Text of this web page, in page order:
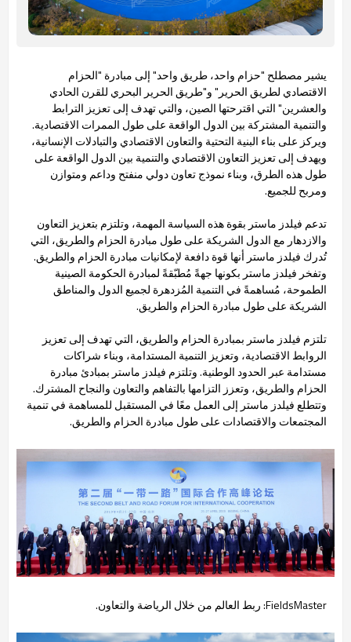
يشير مصطلح "حزام واحد، طريق واحد" إلى مبادرة "الحزام
الاقتصادي لطريق الحرير" و"طريق الحرير البحري للقرن الحادي
والعشرين" التي اقترحتها الصين، والتي تهدف إلى تعزيز الترابط
والتنمية المشتركة بين الدول الواقعة على طول الممرات الاقتصادية.
ويركز على بناء البنية التحتية والتعاون الاقتصادي والتبادلات الإنسانية،
ويهدف إلى تعزيز التعاون الاقتصادي والتنمية بين الدول الواقعة على
طول هذه الطرق، وبناء نموذج تعاون دولي منفتح وداعم ومتوازن
ومربح للجميع.
تدعم فيلدز ماستر بقوة هذه السياسة المهمة، وتلتزم بتعزيز التعاون
والازدهار مع الدول الشريكة على طول مبادرة الحزام والطريق، التي
تُدرك فيلدز ماستر أنها قوة دافعة لإمكانيات مبادرة الحزام والطريق.
وتفخر فيلدز ماستر بكونها جهةً مُطبّقةً لمبادرة الحكومة الصينية
الطموحة، مُساهمةً في التنمية المُزدهرة لجميع الدول والمناطق
الشريكة على طول مبادرة الحزام والطريق.
تلتزم فيلدز ماستر بمبادرة الحزام والطريق، التي تهدف إلى تعزيز
الروابط الاقتصادية، وتعزيز التنمية المستدامة، وبناء شراكات
مستدامة عبر الحدود الوطنية. وتلتزم فيلدز ماستر بمبادئ مبادرة
الحزام والطريق، وتعزز التزامها بالتفاهم والتعاون والنجاح المشترك.
وتتطلع فيلدز ماستر إلى العمل معًا في المستقبل للمساهمة في تنمية
المجتمعات والاقتصادات على طول مبادرة الحزام والطريق.
FieldsMaster: ربط العالم من خلال الرياضة والتعاون.